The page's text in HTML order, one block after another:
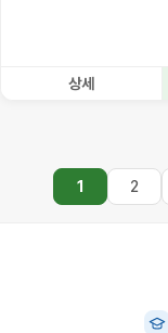
상세
1 2